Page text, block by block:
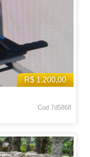
R$ 1.200,00
Cod 7d5868